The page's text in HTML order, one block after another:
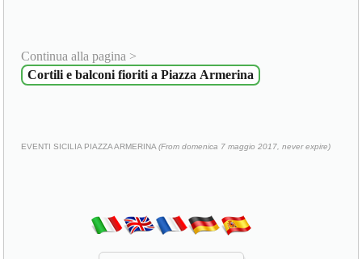
Continua alla pagina >
Cortili e balconi fioriti a Piazza Armerina
EVENTI SICILIA PIAZZA ARMERINA(From domenica 7 maggio 2017, never expire)